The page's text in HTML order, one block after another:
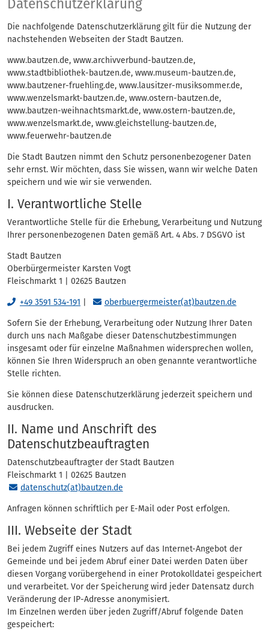
Datenschutzerklärung
Die nachfolgende Datenschutzerklärung gilt für die Nutzung der
nachstehenden Webseiten der Stadt Bautzen.
www.bautzen.de, www.archivverbund-bautzen.de,
www.stadtbibliothek-bautzen.de, www.museum-bautzen.de,
www.bautzener-fruehling.de, www.lausitzer-musiksommer.de,
www.wenzelsmarkt-bautzen.de, www.ostern-bautzen.de,
www.bautzen-weihnachtsmarkt.de, www.ostern-bautzen.de,
www.wenzelsmarkt.de, www.gleichstellung-bautzen.de,
www.feuerwehr-bautzen.de
Die Stadt Bautzen nimmt den Schutz personenbezogener Daten
sehr ernst. Wir möchten, dass Sie wissen, wann wir welche Daten
speichern und wie wir sie verwenden.
I. Verantwortliche Stelle
Verantwortliche Stelle für die Erhebung, Verarbeitung und Nutzung
Ihrer personenbezogenen Daten gemäß Art. 4 Abs. 7 DSGVO ist
Stadt Bautzen
Oberbürgermeister Karsten Vogt
Fleischmarkt 1 | 02625 Bautzen
+49 3591 534-191 oberbuergermeister(at)bautzen.de
Sofern Sie der Erhebung, Verarbeitung oder Nutzung Ihrer Daten
durch uns nach Maßgabe dieser Datenschutzbestimmungen
insgesamt oder für einzelne Maßnahmen widersprechen wollen,
können Sie Ihren Widerspruch an oben genannte verantwortliche
Stelle richten.
Sie können diese Datenschutzerklärung jederzeit speichern und
ausdrucken.
II. Name und Anschrift des
Datenschutzbeauftragten
Datenschutzbeauftragter der Stadt Bautzen
Fleischmarkt 1 | 02625 Bautzen
datenschutz(at)bautzen.de
Anfragen können schriftlich per E-Mail oder Post erfolgen.
III. Webseite der Stadt
Bei jedem Zugriff eines Nutzers auf das Internet-Angebot der
Gemeinde und bei jedem Abruf einer Datei werden Daten über
diesen Vorgang vorübergehend in einer Protokolldatei gespeichert
und verarbeitet. Vor der Speicherung wird jeder Datensatz durch
Veränderung der IP-Adresse anonymisiert.
Im Einzelnen werden über jeden Zugriff/Abruf folgende Daten
gespeichert: